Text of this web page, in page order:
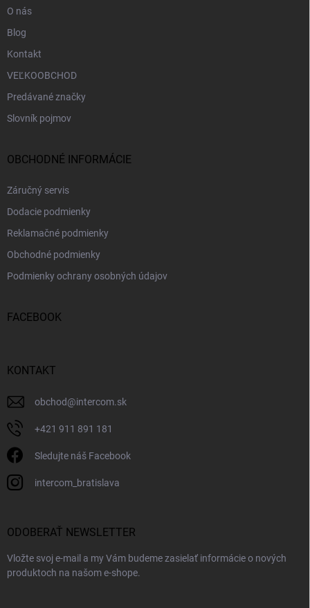
O nás
Blog
Kontakt
VEĽKOOBCHOD
Predávané značky
Slovník pojmov
OBCHODNÉ INFORMÁCIE
Záručný servis
Dodacie podmienky
Reklamačné podmienky
Obchodné podmienky
Podmienky ochrany osobných údajov
FACEBOOK
KONTAKT
obchod@intercom.sk
+421 911 891 181
Sledujte náš Facebook
intercom_bratislava
ODOBERAŤ NEWSLETTER
Vložte svoj e-mail a my Vám budeme zasielať informácie o nových
produktoch na našom e-shope.